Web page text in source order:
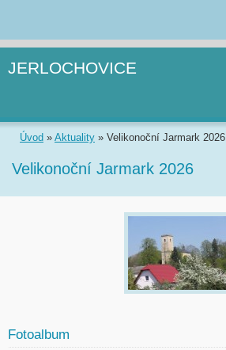
JERLOCHOVICE
Úvod » Aktuality » Velikonoční Jarmark 2026
Velikonoční Jarmark 2026
Fotoalbum